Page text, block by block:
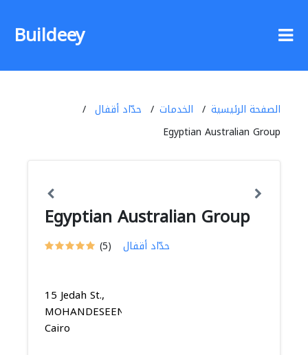
Buildeey
الصفحة الرئيسية الخدمات
حدّاد أقفال
Egyptian Australian Group
Egyptian Australian Group
(5) حدّاد أقفال
15 Jedah St.,
MOHANDESEEN,
Cairo